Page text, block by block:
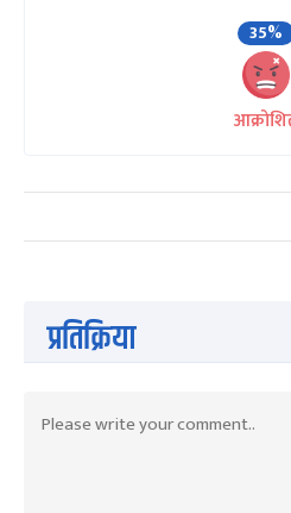
35%
प्रतिक्रिया